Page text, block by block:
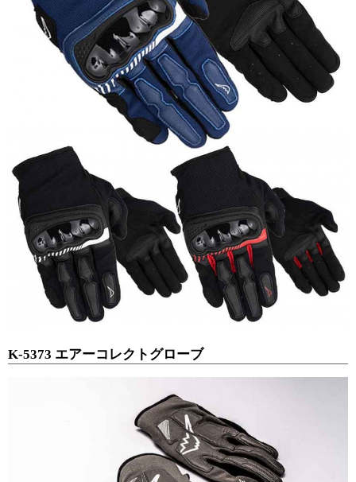
K-5373 エアーコレクトグローブ